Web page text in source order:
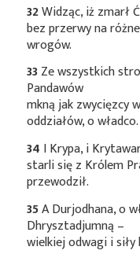
32Widząc, iż zmarł
bez przerwy na
wrogów.
33Ze wszystkich
Pandawów
mkną jak zwycięzcy
oddziałów, o władco.
34 I Krypa, i
starli się z Królem
przewodził.
35A Durjodhana, o
Dhrysztadjumną –
wielkiej odwagi i